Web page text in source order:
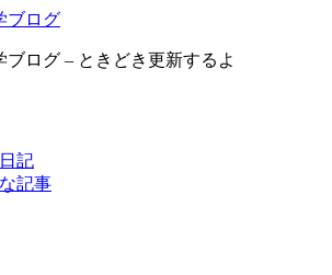
ブログ
ブログ – ときどき更新するよ
記
記事